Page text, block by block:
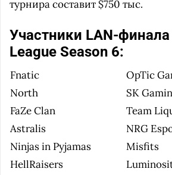
турнира составит $750 тыс.
Участники LAN-финала
League Season 6:
Fnatic
OpTic
North
SK
FaZe Clan
Team
Astralis
NRG
Ninjas in Pyjamas
Misfits
HellRaisers